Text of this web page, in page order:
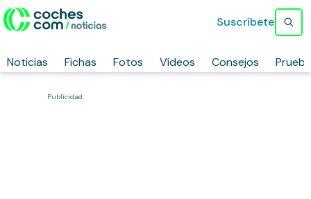
Noticias Fichas Fotos Vídeos Consejos
Suscríbete
Publicidad